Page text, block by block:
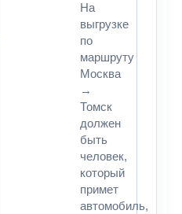
На
выгрузке
по
маршруту
Москва
→
Томск
должен
быть
человек,
который
примет
автомобиль,